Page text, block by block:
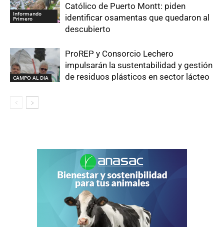
Informando
Primero
Católico de Puerto Montt: piden
identificar osamentas que quedaron al
descubierto
CAMPO AL DIA
ProREP y Consorcio Lechero
impulsarán la sustentabilidad y gestión
de residuos plásticos en sector lácteo